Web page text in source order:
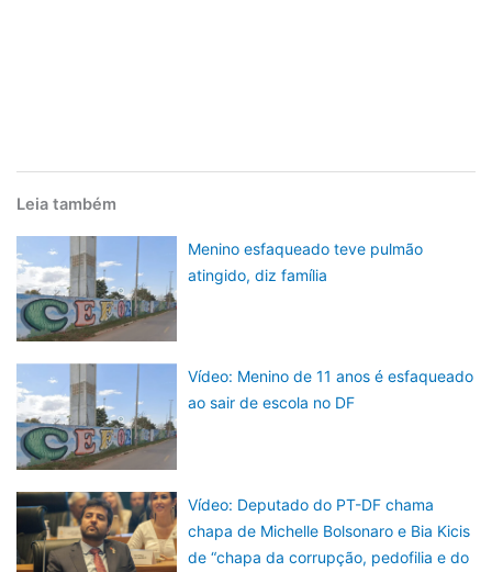
Leia também
Menino esfaqueado teve pulmão
atingido, diz família
Vídeo: Menino de 11 anos é esfaqueado
ao sair de escola no DF
Vídeo: Deputado do PT-DF chama
chapa de Michelle Bolsonaro e Bia Kicis
de “chapa da corrupção, pedofilia e do